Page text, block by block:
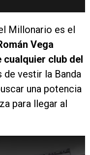
Millonario es el
Vega
club del
de vestir la Banda
una potencia
para llegar al